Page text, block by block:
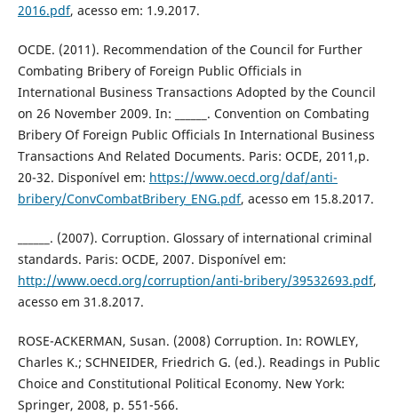
2016.pdf, acesso em: 1.9.2017.
OCDE. (2011). Recommendation of the Council for Further
Combating Bribery of Foreign Public Officials in
International Business Transactions Adopted by the Council
on 26 November 2009. In: ______. Convention on Combating
Bribery Of Foreign Public Officials In International Business
Transactions And Related Documents. Paris: OCDE, 2011,p.
20-32. Disponível em: https://www.oecd.org/daf/anti-
bribery/ConvCombatBribery_ENG.pdf, acesso em 15.8.2017.
______. (2007). Corruption. Glossary of international criminal
standards. Paris: OCDE, 2007. Disponível em:
http://www.oecd.org/corruption/anti-bribery/39532693.pdf,
acesso em 31.8.2017.
ROSE-ACKERMAN, Susan. (2008) Corruption. In: ROWLEY,
Charles K.; SCHNEIDER, Friedrich G. (ed.). Readings in Public
Choice and Constitutional Political Economy. New York:
Springer, 2008, p. 551-566.